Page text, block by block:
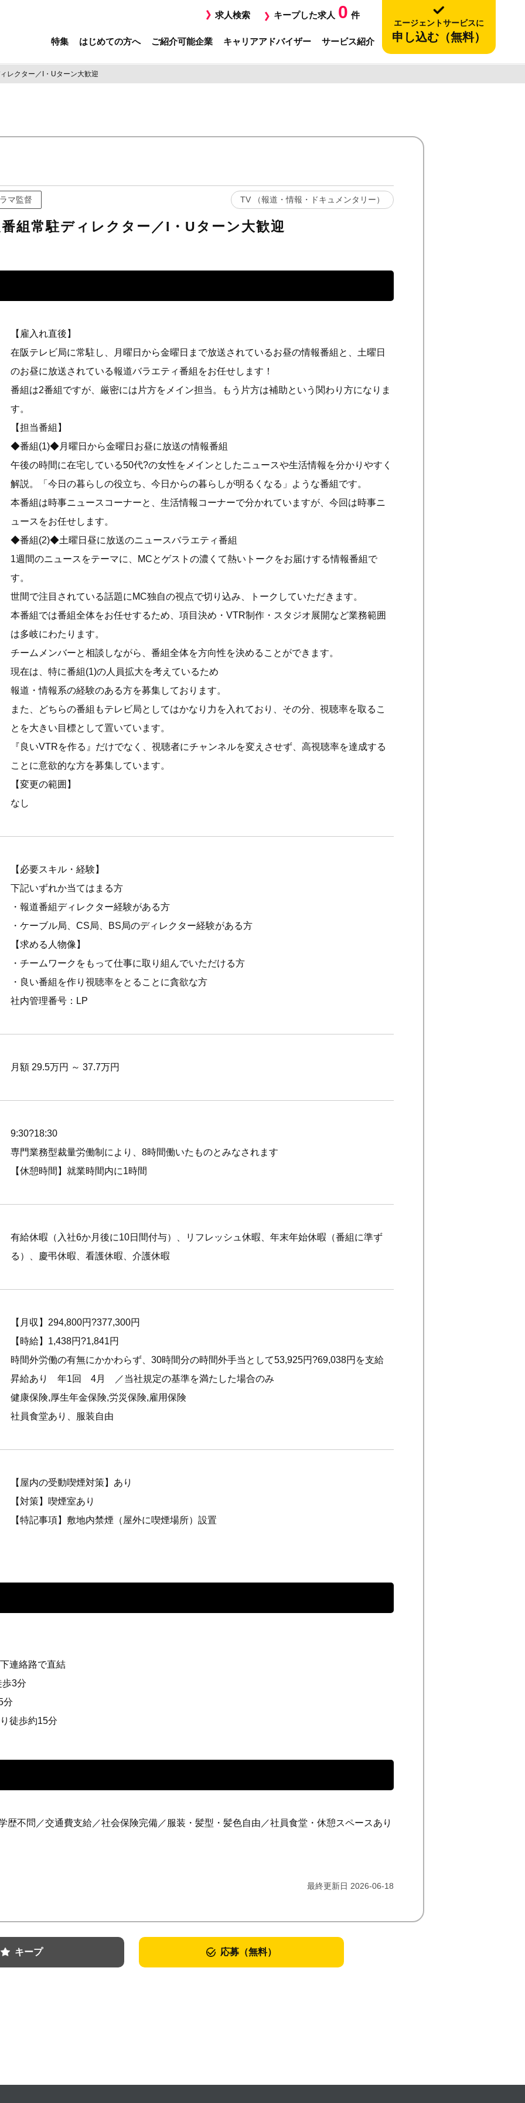
求人検索 キープした求人 0 件
特集 はじめての方へ ご紹介可能企業 キャリアアドバイザー サービス紹介
エージェントサービスに
申し込む（無料）
レクター／I・Uターン大歓迎
マ監督 TV （報道・情報・ドキュメンタリー）
組常駐ディレクター／I・Uターン大歓迎
【雇入れ直後】
在阪テレビ局に常駐し、月曜日から金曜日まで放送されているお昼の情報番組と、土曜日
のお昼に放送されている報道バラエティ番組をお任せします！
番組は2番組ですが、厳密には片方をメイン担当。もう片方は補助という関わり方になりま
す。
【担当番組】
◆番組(1)◆月曜日から金曜日お昼に放送の情報番組
午後の時間に在宅している50代?の女性をメインとしたニュースや生活情報を分かりやすく
解説。「今日の暮らしの役立ち、今日からの暮らしが明るくなる」ような番組です。
本番組は時事ニュースコーナーと、生活情報コーナーで分かれていますが、今回は時事ニ
ュースをお任せします。
◆番組(2)◆土曜日昼に放送のニュースバラエティ番組
1週間のニュースをテーマに、MCとゲストの濃くて熱いトークをお届けする情報番組で
す。
世間で注目されている話題にMC独自の視点で切り込み、トークしていただきます。
本番組では番組全体をお任せするため、項目決め・VTR制作・スタジオ展開など業務範囲
は多岐にわたります。
チームメンバーと相談しながら、番組全体を方向性を決めることができます。
現在は、特に番組(1)の人員拡大を考えているため
報道・情報系の経験のある方を募集しております。
また、どちらの番組もテレビ局としてはかなり力を入れており、その分、視聴率を取るこ
とを大きい目標として置いています。
『良いVTRを作る』だけでなく、視聴者にチャンネルを変えさせず、高視聴率を達成する
ことに意欲的な方を募集しています。
【変更の範囲】
なし
【必要スキル・経験】
下記いずれか当てはまる方
・報道番組ディレクター経験がある方
・ケーブル局、CS局、BS局のディレクター経験がある方
【求める人物像】
・チームワークをもって仕事に取り組んでいただける方
・良い番組を作り視聴率をとることに貪欲な方
社内管理番号：LP
月額 29.5万円 ～ 37.7万円
9:30?18:30
専門業務型裁量労働制により、8時間働いたものとみなされます
【休憩時間】就業時間内に1時間
有給休暇（入社6か月後に10日間付与）、リフレッシュ休暇、年末年始休暇（番組に準ず
る）、慶弔休暇、看護休暇、介護休暇
【月収】294,800円?377,300円
【時給】1,438円?1,841円
時間外労働の有無にかかわらず、30時間分の時間外手当として53,925円?69,038円を支給
昇給あり 年1回 4月 ／当社規定の基準を満たした場合のみ
健康保険,厚生年金保険,労災保険,雇用保険
社員食堂あり、服装自由
【屋内の受動喫煙対策】あり
【対策】喫煙室あり
【特記事項】敷地内禁煙（屋外に喫煙場所）設置
連絡路で直結
歩3分
分
徒歩約15分
歴不問／交通費支給／社会保険完備／服装・髪型・髪色自由／社員食堂・休憩スペースあり
最終更新日 2026-06-18
キープ 応募（無料）